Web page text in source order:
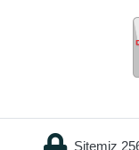
Sitemiz